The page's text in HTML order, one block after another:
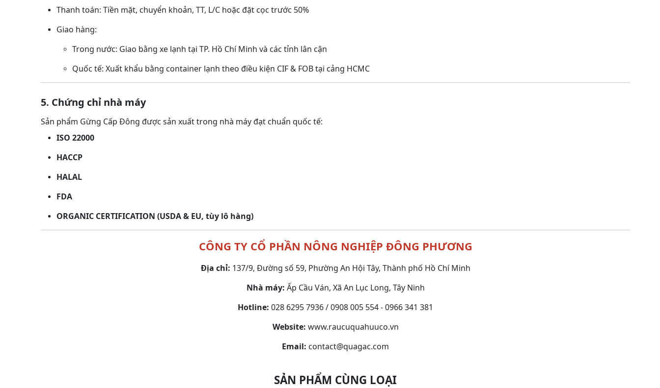
Thanh toán: Tiền mặt, chuyển khoản, TT, L/C hoặc đặt cọc trước 50%
Giao hàng:
Trong nước: Giao bằng xe lạnh tại TP. Hồ Chí Minh và các tỉnh lân cận
Quốc tế: Xuất khẩu bằng container lạnh theo điều kiện CIF & FOB tại cảng HCMC
5. Chứng chỉ nhà máy
Sản phẩm Gừng Cấp Đông được sản xuất trong nhà máy đạt chuẩn quốc tế:
ISO 22000
HACCP
HALAL
FDA
ORGANIC CERTIFICATION (USDA & EU, tùy lô hàng)
CÔNG TY CỔ PHẦN NÔNG NGHIỆP ĐÔNG PHƯƠNG
Địa chỉ: 137/9, Đường số 59, Phường An Hội Tây, Thành phố Hồ Chí Minh
Nhà máy: Ấp Cầu Ván, Xã An Lục Long, Tây Ninh
Hotline: 028 6295 7936 / 0908 005 554 - 0966 341 381
Website: www.raucuquahuuco.vn
Email: contact@quagac.com
SẢN PHẨM CÙNG LOẠI